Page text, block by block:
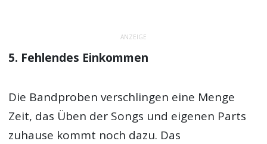
ANZEIGE
5. Fehlendes Einkommen
Die Bandproben verschlingen eine Menge
Zeit, das Üben der Songs und eigenen Parts
zuhause kommt noch dazu. Das